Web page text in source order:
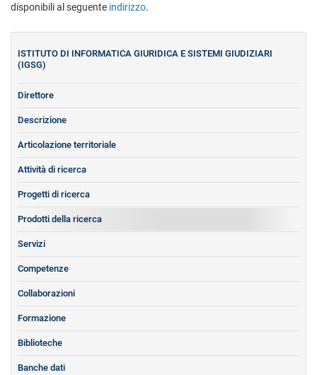
disponibili al seguente indirizzo.
ISTITUTO DI INFORMATICA GIURIDICA E SISTEMI GIUDIZIARI
(IGSG)
Direttore
Descrizione
Articolazione territoriale
Attività di ricerca
Progetti di ricerca
Prodotti della ricerca
Servizi
Competenze
Collaborazioni
Formazione
Biblioteche
Banche dati